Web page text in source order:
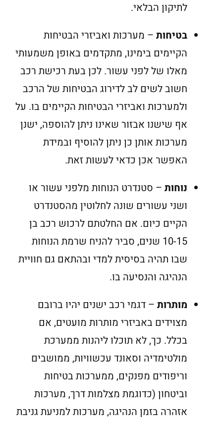
לתיקון הבלאי.
בטיחות – מערכות ואביזרי הבטיחות
הקיימים בימינו, מתקדמים באופן משמעותי
מאלו של לפני עשור. לכן בעת רכישת רכב
חשוב לשים לב לדירוג הבטיחות של הרכב
ולמערכות ואביזרי הבטיחות הקיימים בו. על
אף שישנו אבזור שאינו ניתן להוספה, ישנן
מערכות אותן כן ניתן להוסיף ובמידת
האפשר אכן כדאי לעשות זאת.
נוחות – סטנדרט הנוחות מלפני עשור או
ושני עשורים שונה לחלוטין מהסטנדרט
הקיים כיום. אם החלטתם לרכוש רכב בן
10-15 שנים, סביר להניח שרמת הנוחות
שבו תהיה בסיסית למדי ובהתאם גם חוויית
הנהיגה והנסיעה בו.
מותרות – דגמי רכב ישנים יהיו ברובם
מצוידים באביזרי מותרות מועטים, אם
בכלל. כך, לא תוכלו ליהנות ממערכת
מולטימדיה וסאונד עכשוויות, ממושבים
וריפודים מפנקים, ממערכות בטיחות
וביטחון (כדוגמת מצלמות דרך, מערכות
אזהרה בזמן הנהיגה, מערכות למניעת גניבת